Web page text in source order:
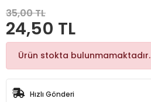
35,00 TL
24,50 TL
Ürün stokta bulunmamaktadır.
Hızlı Gönderi